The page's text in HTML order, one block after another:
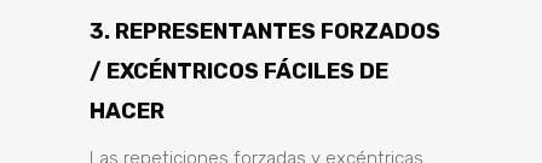
3. REPRESENTANTES FORZADOS
/ EXCÉNTRICOS FÁCILES DE
HACER
Las repeticiones forzadas y excéntricas